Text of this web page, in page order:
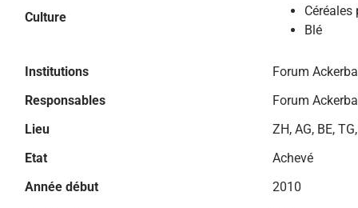
Culture
Blé
Institutions
Forum
Responsables
Forum
Lieu
ZH, AG, BE,
Etat
Achevé
Année début
2010